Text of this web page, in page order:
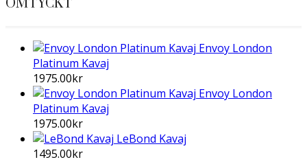
OMTYCKT
Envoy London
Platinum Kavaj
1975.00kr
Envoy London
Platinum Kavaj
1975.00kr
LeBond Kavaj
1495.00kr